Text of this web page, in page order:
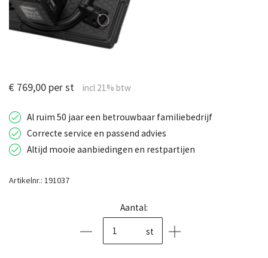
€ 769,00 per st
Al ruim 50 jaar een betrouwbaar familiebedrijf
Correcte service en passend advies
Altijd mooie aanbiedingen en restpartijen
Artikelnr.: 191037
Aantal:
st